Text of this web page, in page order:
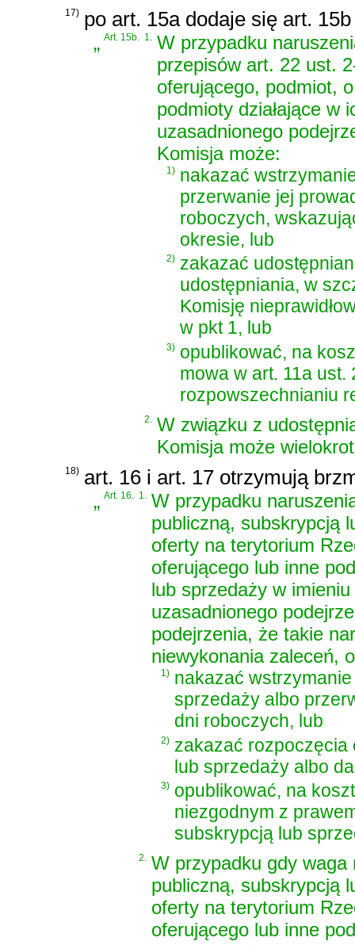
17) po art. 15a dodaje się art.
„Art. 15b. 1. W przypadku
przepisów art. 22 ust.
oferującego, podmiot,
podmioty działające w
uzasadnionego
Komisja może:
1) nakazać
przerwanie jej
roboczych,
okresie, lub
2) zakazać
udostępniania, w
Komisję
w pkt 1, lub
3) opublikować, na
mowa w art. 11a
rozpowszechnianiu
2.
W związku z
Komisja może
18) art. 16 i art. 17 otrzymują
„Art. 16. 1. W przypadku
publiczną, subskrypcją
oferty na terytorium
oferującego lub inne
lub sprzedaży w
uzasadnionego
podejrzenia, że takie
niewykonania zaleceń,
1) nakazać
sprzedaży albo
dni roboczych, lub
2) zakazać rozpoczęcia
lub sprzedaży albo
3) opublikować, na
niezgodnym z
subskrypcją lub
2. W przypadku gdy
publiczną, subskrypcją
oferty na terytorium
oferującego lub inne